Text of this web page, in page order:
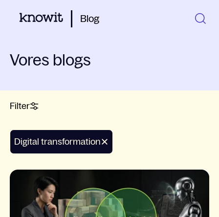
Blog
Vores blogs
Filter
Digital transformation